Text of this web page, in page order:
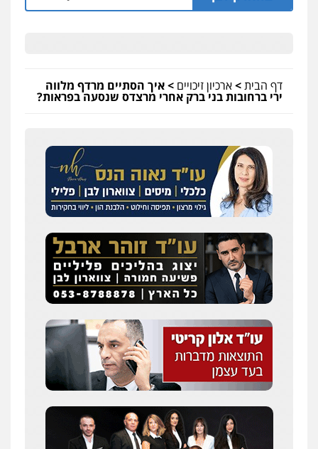
דף הבית>ארכיון זיכויים >איך הסתיים מרדף מלווה
ירי ברחובות בני ברק אחרי מרצדס שנסעה בפראות?